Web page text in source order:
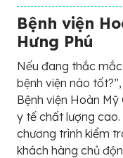
Bệnh viện
Hưng Phú
Nếu đang thắc
bệnh viện nào
Bệnh viện Hoàn
y tế chất lượng
chương trình kiểm
khách hàng chủ